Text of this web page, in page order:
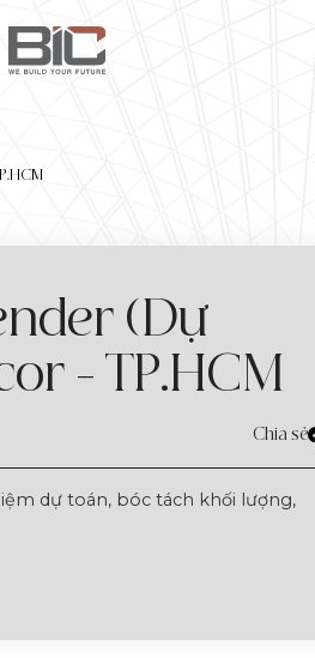
(Dự
- TP.HCM
Chia sẻ
dự toán, bóc tách khối lượng,